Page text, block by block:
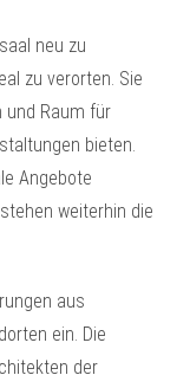
neu zu
zu verorten. Sie
und Raum für
bieten.
Angebote
weiterhin die
aus
ein. Die
der